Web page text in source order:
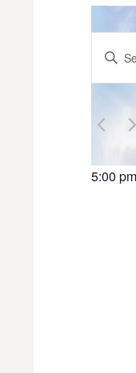
for
1,
and
Enter
Search
Events
by
5:00 pm